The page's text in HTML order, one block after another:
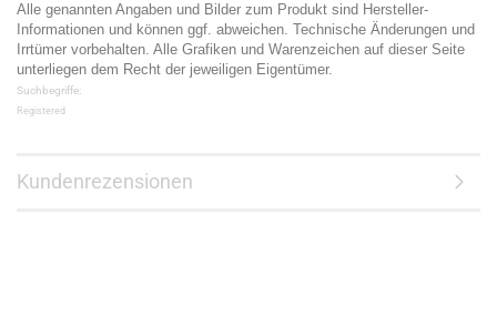
Alle genannten Angaben und Bilder zum Produkt sind Hersteller-
Informationen und können ggf. abweichen. Technische Änderungen und
Irrtümer vorbehalten. Alle Grafiken und Warenzeichen auf dieser Seite
unterliegen dem Recht der jeweiligen Eigentümer.
Suchbegriffe:
Registered
Kundenrezensionen